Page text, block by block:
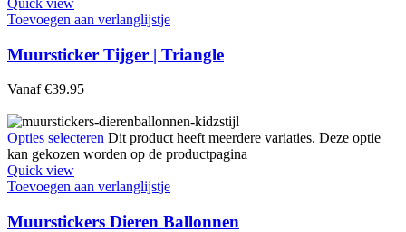
Toevoegen aan verlanglijstje
Muursticker Tijger | Triangle
Vanaf €39.95
Opties selecteren Dit product heeft meerdere variaties. Deze optie
kan gekozen worden op de productpagina
Quick view
Toevoegen aan verlanglijstje
Muurstickers Dieren Ballonnen